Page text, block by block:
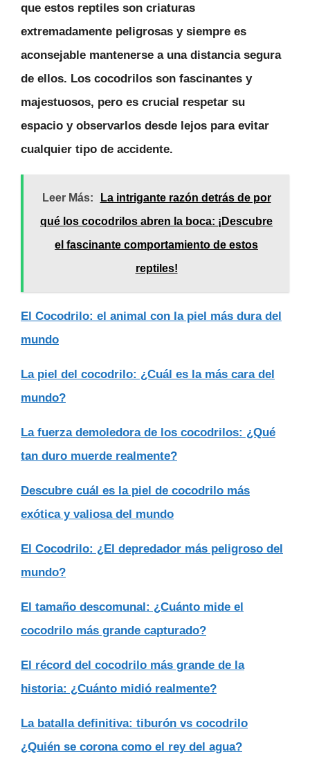
que estos reptiles son criaturas
extremadamente peligrosas y siempre es
aconsejable mantenerse a una distancia segura
de ellos. Los cocodrilos son fascinantes y
majestuosos, pero es crucial respetar su
espacio y observarlos desde lejos para evitar
cualquier tipo de accidente.
Leer Más:
La intrigante razón detrás de por
qué los cocodrilos abren la boca: ¡Descubre
el fascinante comportamiento de estos
reptiles!
El Cocodrilo: el animal con la piel más dura del
mundo
La piel del cocodrilo: ¿Cuál es la más cara del
mundo?
La fuerza demoledora de los cocodrilos: ¿Qué
tan duro muerde realmente?
Descubre cuál es la piel de cocodrilo más
exótica y valiosa del mundo
El Cocodrilo: ¿El depredador más peligroso del
mundo?
El tamaño descomunal: ¿Cuánto mide el
cocodrilo más grande capturado?
El récord del cocodrilo más grande de la
historia: ¿Cuánto midió realmente?
La batalla definitiva: tiburón vs cocodrilo
¿Quién se corona como el rey del agua?